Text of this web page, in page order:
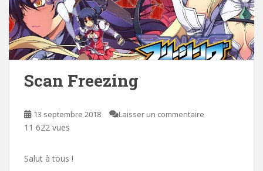
Scan Freezing
13 septembre 2018 Laisser un commentaire
11 622 vues
Salut à tous !